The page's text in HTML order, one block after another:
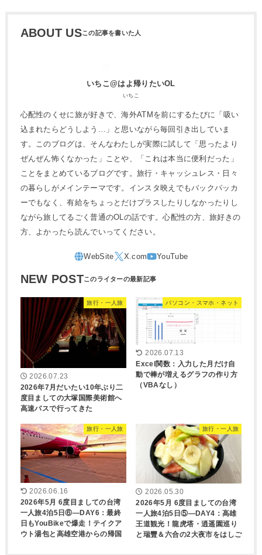
ABOUT US
いちこ@はよ帰りたいOL
いちこ
心配性のくせに旅が好きで、海外ATMを前にするたびに「吸い
込まれたらどうしよう…」と思いながら毎回引き出していま
す。このブログは、そんなわたしが実際に試して「思ったより
ぜんぜん怖くなかった」ことや、「これは本当に便利だった」
ことをまとめているブログです。旅行・キャッシュレス・日々
の暮らしがメインテーマです。インスタ映えでもバックパッカ
ーでもなく、有給をちょっとだけプラスしたりしなかったりし
ながら旅してるごく普通のOLの話です。心配性の方、旅好きの
方、よかったら読んでいってください。
NEW POST
旅行・一人旅
2026.07.23
2026年7月だいたい10年ぶり二
度目ましての大塚国際美術館へ
高速バスで行ってきた
パソコン・スマホ・ネット
2026.07.13
Excel関数：入力した月だけ自
動で棒が増えるグラフの作り方
（VBAなし）
旅行・一人旅
2026.06.16
2026年5月 6度目ましての台湾
一人旅4泊5日⑥―DAY6：最終
日もYouBikeで爆走！テイクア
ウト湯包と高雄空港からの帰国
旅行・一人旅
2026.05.30
2026年5月 6度目ましての台湾
一人旅4泊5日⑤―DAY4：高雄
王道観光！龍虎塔・逍遥園巡り
と瑞豐＆六合の2大夜市をはしご